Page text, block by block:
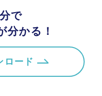
で
分かる！
ロード